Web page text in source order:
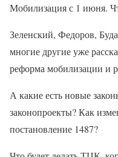
Мобилизация с 1 июня.
Зеленский, Федоров,
многие другие уже
реформа мобилизации и
А какие есть новые
законопроекты? Как
постановление 1487?